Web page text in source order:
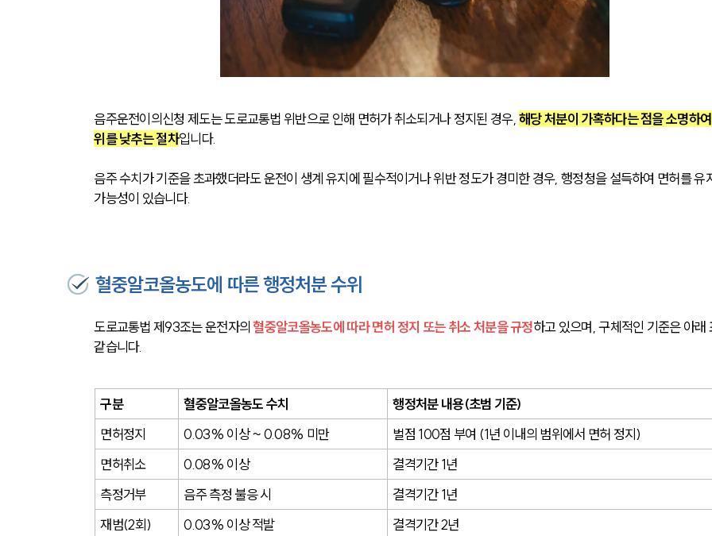
음주운전이의신청 제도는 도로교통법 위반으로 인해 면허가 취소되거나 정지된 경우, 해당 처분이 가혹하다는 점을 소명하
위를 낮추는 절차입니다.
음주 수치가 기준을 초과했더라도 운전이 생계 유지에 필수적이거나 위반 정도가 경미한 경우, 행정청을 설득하여 면허를 유
가능성이 있습니다.
혈중알코올농도에 따른 행정처분 수위
도로교통법 제93조는 운전자의 혈중알코올농도에 따라 면허 정지 또는 취소 처분을 규정하고 있으며, 구체적인 기준은 아래
같습니다.
구분 혈중알코올농도 수치
행정처분 내용(초범 기준)
면허정지
0.03% 이상 ~ 0.08% 미만
벌점 100점 부여 (1년 이내의 범위에서 면허 정지)
면허취소
0.08% 이상
결격기간 1년
측정거부
음주 측정 불응 시
결격기간 1년
재범(2회)
0.03% 이상 적발 결격기간 2년